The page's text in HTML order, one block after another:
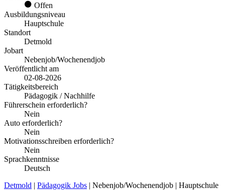
Offen
Ausbildungsniveau
Hauptschule
Standort
Detmold
Jobart
Nebenjob/Wochenendjob
Veröffentlicht am
02-08-2026
Tätigkeitsbereich
Pädagogik / Nachhilfe
Führerschein erforderlich?
Nein
Auto erforderlich?
Nein
Motivationsschreiben erforderlich?
Nein
Sprachkenntnisse
Deutsch
Detmold | Pädagogik Jobs | Nebenjob/Wochenendjob | Hauptschule